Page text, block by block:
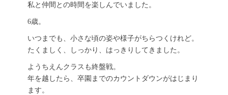
私と仲間との時間を楽しんでいました。
6歳。
いつまでも、小さな頃の姿や様子がちらつくけれど。
たくましく、しっかり、はっきりしてきました。
ようちえんクラスも終盤戦。
年を越したら、卒園までのカウントダウンがはじまり
ます。